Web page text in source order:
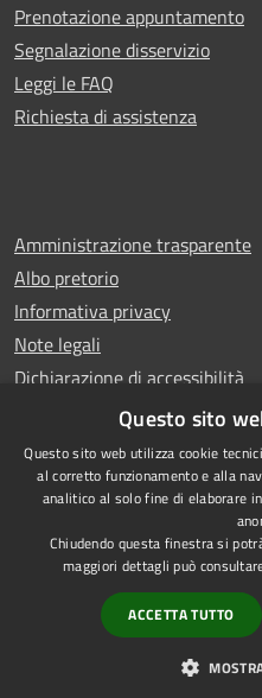
Prenotazione appuntamento
Segnalazione disservizio
Leggi le FAQ
Richiesta di assistenza
Amministrazione trasparente
Albo pretorio
Informativa privacy
Note legali
Dichiarazione di accessibilità
Whistleblowing
Accessibilità
Questo sito
Questo sito web utilizza cookie
al corretto funzionamento e alla
analitico al solo fine di elaborare
Chiudendo questa finestra si
maggiori dettagli può
ACCETTA TUTTO